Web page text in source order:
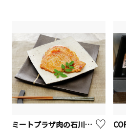
ミートプラザ肉の石川【座間市】